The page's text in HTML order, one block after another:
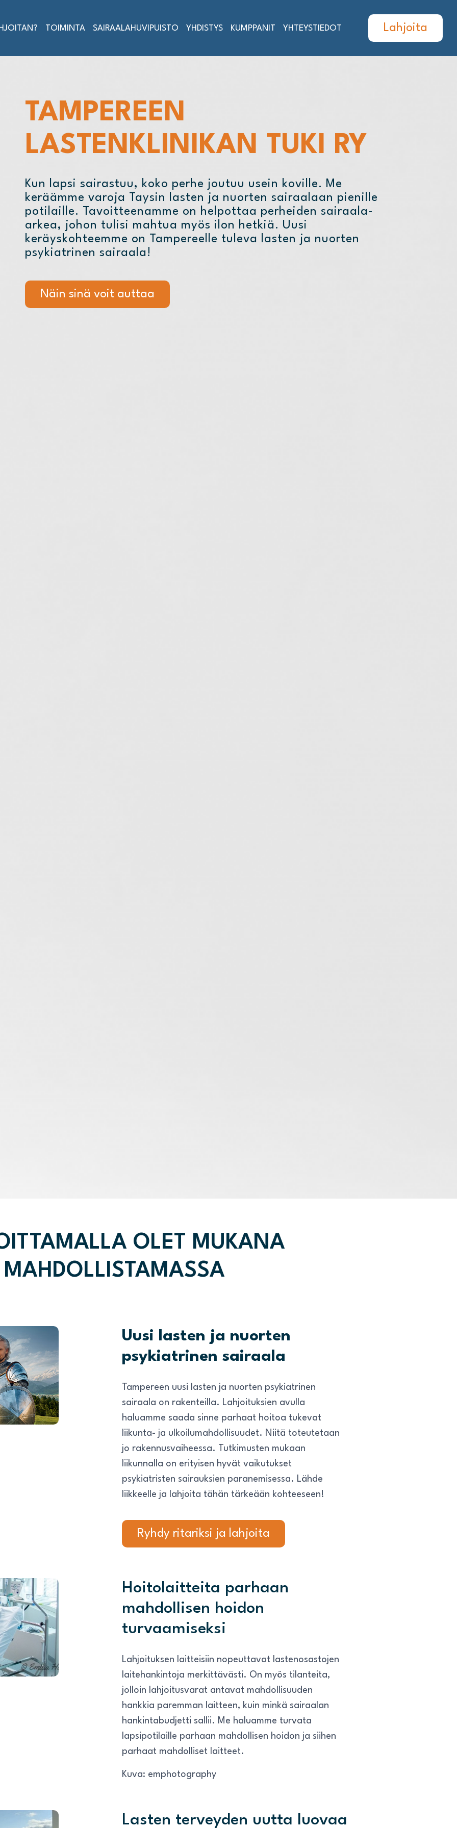
TOIMINTA SAIRAALAHUVIPUISTO YHDISTYS KUMPPANIT YHTEYSTIEDOT Lahjoita
TAMPEREEN
LASTENKLINIKAN TUKI RY
Kun lapsi sairastuu, koko perhe joutuu usein koville. Me
keräämme varoja Taysin lasten ja nuorten sairaalaan pienille
potilaille. Tavoitteenamme on helpottaa perheiden sairaala-
arkea, johon tulisi mahtua myös ilon hetkiä. Uusi
keräyskohteemme on Tampereelle tuleva lasten ja nuorten
psykiatrinen sairaala!
Näin sinä voit auttaa
OLET MUKANA
MAHDOLLISTAMASSA
Uusi lasten ja nuorten
psykiatrinen sairaala
Tampereen uusi lasten ja nuorten psykiatrinen
sairaala on rakenteilla. Lahjoituksien avulla
haluamme saada sinne parhaat hoitoa tukevat
liikunta- ja ulkoilumahdollisuudet. Niitä toteutetaan
jo rakennusvaiheessa. Tutkimusten mukaan
liikunnalla on erityisen hyvät vaikutukset
psykiatristen sairauksien paranemisessa. Lähde
liikkeelle ja lahjoita tähän tärkeään kohteeseen!
Ryhdy ritariksi ja lahjoita
Hoitolaitteita parhaan
mahdollisen hoidon
turvaamiseksi
Lahjoituksen laitteisiin nopeuttavat lastenosastojen
laitehankintoja merkittävästi. On myös tilanteita,
jolloin lahjoitusvarat antavat mahdollisuuden
hankkia paremman laitteen, kuin minkä sairaalan
hankintabudjetti sallii. Me haluamme turvata
lapsipotilaille parhaan mahdollisen hoidon ja siihen
parhaat mahdolliset laitteet.
Kuva: emphotography
Lasten terveyden uutta luovaa